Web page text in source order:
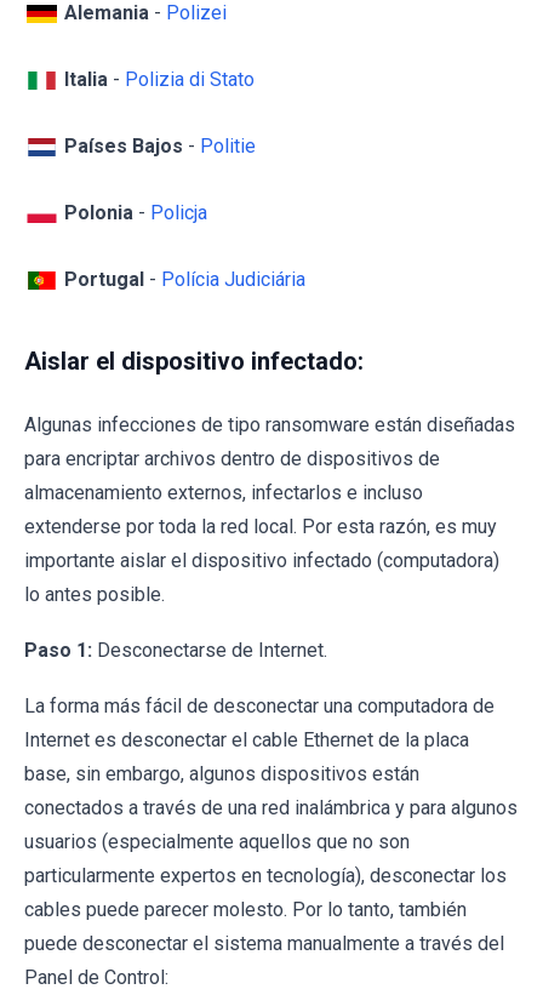
Alemania - Polizei
Italia - Polizia di Stato
Países Bajos - Politie
Polonia - Policja
Portugal - Polícia Judiciária
Aislar el dispositivo infectado:
Algunas infecciones de tipo ransomware están diseñadas
para encriptar archivos dentro de dispositivos de
almacenamiento externos, infectarlos e incluso
extenderse por toda la red local. Por esta razón, es muy
importante aislar el dispositivo infectado (computadora)
lo antes posible.
Paso 1: Desconectarse de Internet.
La forma más fácil de desconectar una computadora de
Internet es desconectar el cable Ethernet de la placa
base, sin embargo, algunos dispositivos están
conectados a través de una red inalámbrica y para algunos
usuarios (especialmente aquellos que no son
particularmente expertos en tecnología), desconectar los
cables puede parecer molesto. Por lo tanto, también
puede desconectar el sistema manualmente a través del
Panel de Control: